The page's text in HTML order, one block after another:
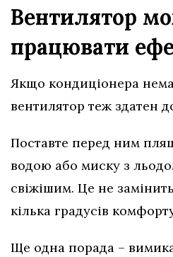
Вентилятор
працювати
Якщо кондиціонера
вентилятор теж здатен
Поставте перед ним
водою або миску з
свіжішим. Це не
кілька градусів
Ще одна порада –